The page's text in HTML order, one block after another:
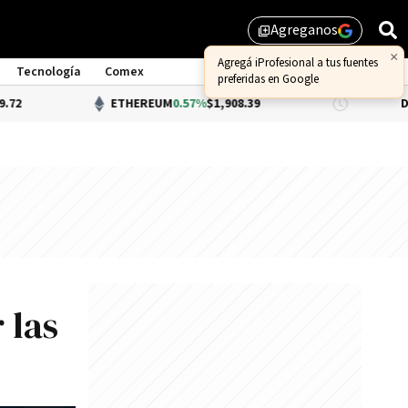
library_addAgreganos
Tecnología
Comex
ETHEREUM 0.57%$1,908.39 DÓLAR BNA
las